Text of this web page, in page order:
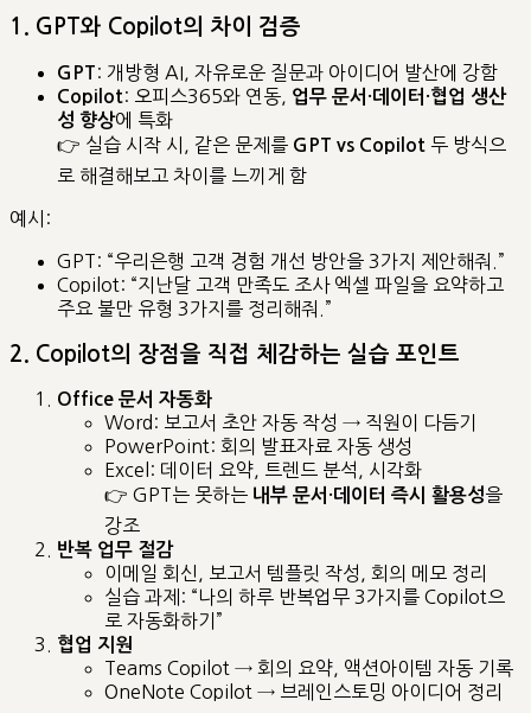
1. GPT와 Copilot의 차이 검증
GPT : 개방형 AI, 자유로운 질문과 아이디어 발산에 강함
Copilot : 오피스365와 연동, 업무 문서·데이터·협업 생산
성 향상에 특화
👉 실습 시작 시, 같은 문제를 GPT vs Copilot 두 방식으
로 해결해보고 차이를 느끼게 함
예시:
GPT: “우리은행 고객 경험 개선 방안을 3가지 제안해줘.”
Copilot: “지난달 고객 만족도 조사 엑셀 파일을 요약하고
주요 불만 유형 3가지를 정리해줘.”
2. Copilot의 장점을 직접 체감하는 실습 포인트
Office 문서 자동화
Word: 보고서 초안 자동 작성 → 직원이 다듬기
PowerPoint: 회의 발표자료 자동 생성
Excel: 데이터 요약, 트렌드 분석, 시각화
👉 GPT는 못하는 내부 문서·데이터 즉시 활용성을
강조
반복 업무 절감
이메일 회신, 보고서 템플릿 작성, 회의 메모 정리
실습 과제: “나의 하루 반복업무 3가지를 Copilot으
로 자동화하기”
협업 지원
Teams Copilot → 회의 요약, 액션아이템 자동 기록
OneNote Copilot → 브레인스토밍 아이디어 정리